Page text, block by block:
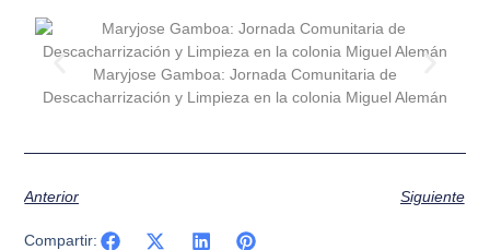
Maryjose Gamboa: Jornada Comunitaria de
Descacharrización y Limpieza en la colonia Miguel Alemán
Anterior Siguiente
Compartir: